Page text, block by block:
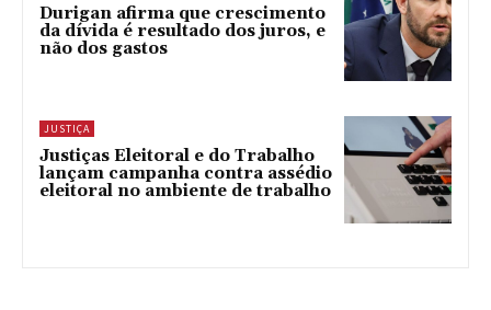
Durigan afirma que crescimento
da dívida é resultado dos juros, e
não dos gastos
JUSTIÇA
Justiças Eleitoral e do Trabalho
lançam campanha contra assédio
eleitoral no ambiente de trabalho